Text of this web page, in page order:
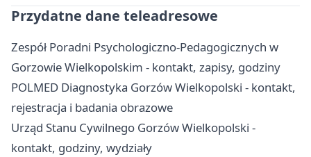
Przydatne dane teleadresowe
Zespół Poradni Psychologiczno-Pedagogicznych w
Gorzowie Wielkopolskim - kontakt, zapisy, godziny
POLMED Diagnostyka Gorzów Wielkopolski - kontakt,
rejestracja i badania obrazowe
Urząd Stanu Cywilnego Gorzów Wielkopolski -
kontakt, godziny, wydziały